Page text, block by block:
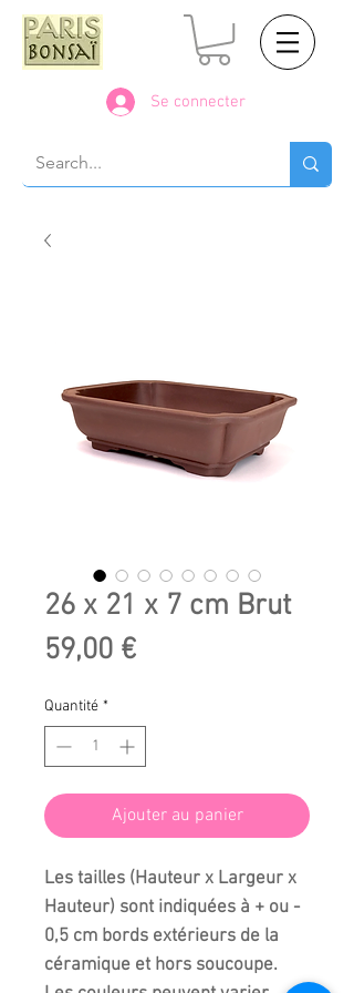
Se connecter
26 x 21 x 7 cm Brut
59,00 €Prix
Quantité *
Ajouter au panier
Les tailles (Hauteur x Largeur x
Hauteur) sont indiquées à + ou -
0,5 cm bords extérieurs de la
céramique et hors soucoupe.